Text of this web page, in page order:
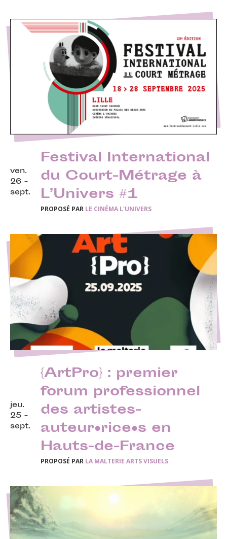
ven.
26 -
sept.
Festival International
du Court-Métrage à
L’Univers #1
PROPOSÉ PAR LE CINÉMA L'UNIVERS
jeu.
25 -
sept.
{ArtPro} : premier
forum professionnel
des artistes-
auteur·rice·s en
Hauts-de-France
PROPOSÉ PAR LA MALTERIE ARTS VISUELS